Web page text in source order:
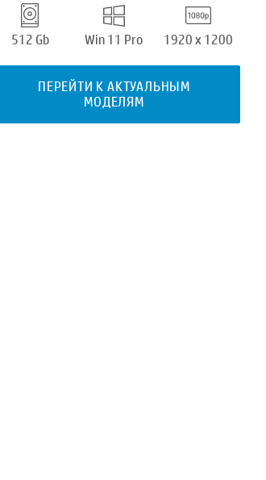
512 Gb Win 11 Pro 1920 x 1200
ПЕРЕЙТИ К АКТУАЛЬНЫМ
МОДЕЛЯМ